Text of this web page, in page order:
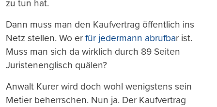
zu tun hat.
Dann muss man den Kaufvertrag öffentlich ins
Netz stellen. Wo er für jedermann abrufbar ist.
Muss man sich da wirklich durch 89 Seiten
Juristenenglisch quälen?
Anwalt Kurer wird doch wohl wenigstens sein
Metier beherrschen. Nun ja. Der Kaufvertrag